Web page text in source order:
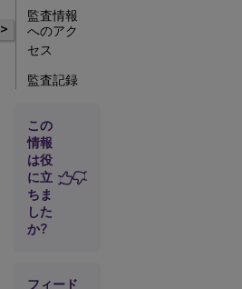
>
監査情報
へのアク
セス
監査記録
この
情報
は役
に立
ちま
した
か?
フィード